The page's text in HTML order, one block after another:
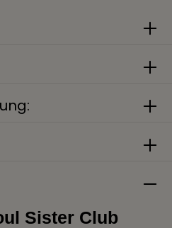
Sister Club